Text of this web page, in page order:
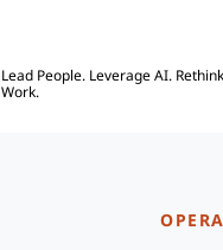
Lead People. Leverage AI. Rethink
Work.